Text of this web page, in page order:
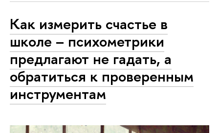
Как измерить счастье в
школе – психометрики
предлагают не гадать, а
обратиться к проверенным
инструментам